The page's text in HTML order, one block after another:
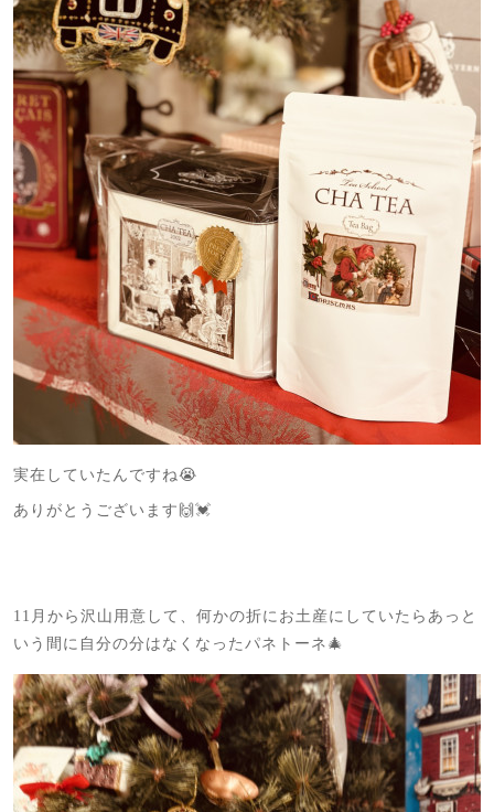
実在していたんですね😭
ありがとうございます🙌💓
11月から沢山用意して、何かの折にお土産にしていたらあっと
いう間に自分の分はなくなったパネトーネ🎄